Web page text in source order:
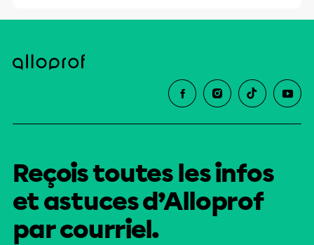
Reçois toutes les infos
et astuces d’Alloprof
par courriel.